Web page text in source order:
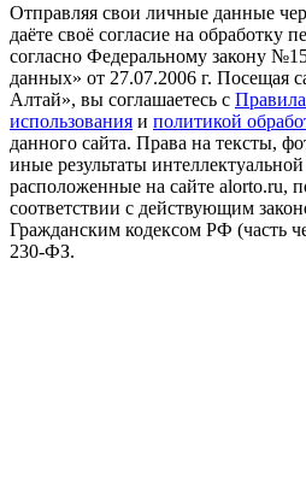
Отправляя свои личные данные
даёте своё согласие на обработку
согласно Федеральному закону
данных» от 27.07.2006 г. Посещая
Алтай», вы соглашаетесь с
использования и политикой
данного сайта. Права на тексты,
иные результаты интеллектуальной
расположенные на сайте alorto.ru,
соответствии с действующим
Гражданским кодексом РФ (часть
230-ФЗ.